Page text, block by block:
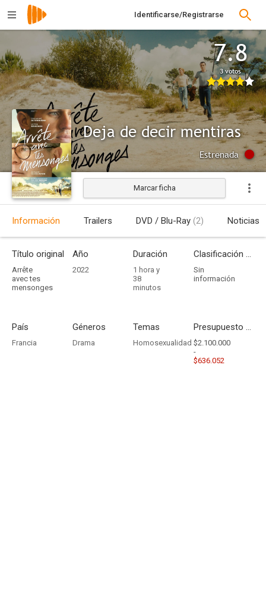
Identificarse/Registrarse
7.8
3 votos
Deja de decir mentiras
Estrenada
Marcar ficha
Información Trailers DVD / Blu-Ray (2) Noticias
Título original
Arrête
avec tes
mensonges
Año
2022
Duración
1 hora y
38
minutos
Clasificación por edades
Sin
información
País
Francia
Géneros
Drama
Temas
Homosexualidad
Presupuesto - Ingresos
$2.100.000
-
$636.052